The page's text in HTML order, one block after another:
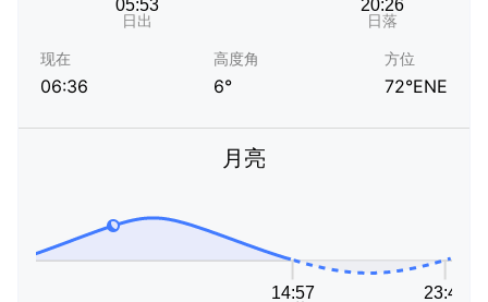
现在
06:36
高度角
6°
方位
72°ENE
月亮